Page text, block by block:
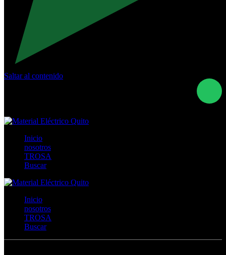
Saltar al contenido
Inicio
nosotros
TROSA
Buscar
Inicio
nosotros
TROSA
Buscar